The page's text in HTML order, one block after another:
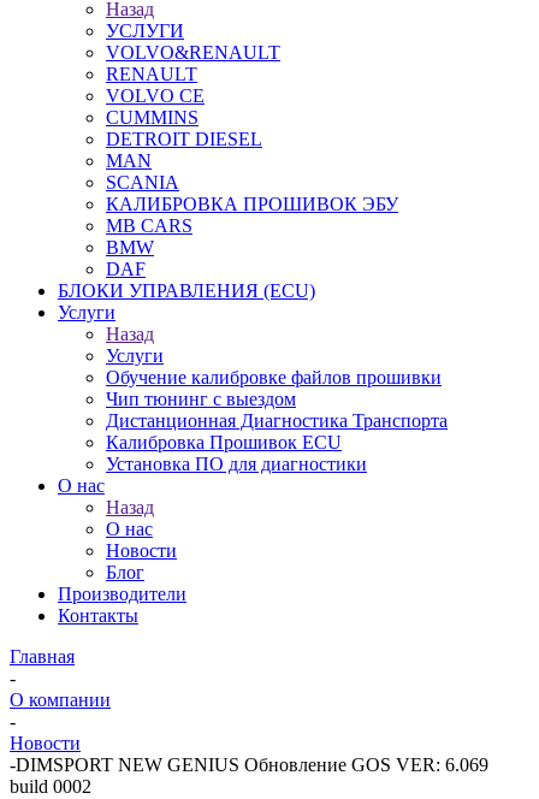
Назад
УСЛУГИ
VOLVO&RENAULT
RENAULT
VOLVO CE
CUMMINS
DETROIT DIESEL
MAN
SCANIA
КАЛИБРОВКА ПРОШИВОК ЭБУ
MB CARS
BMW
DAF
БЛОКИ УПРАВЛЕНИЯ (ECU)
Услуги
Назад
Услуги
Обучение калибровке файлов прошивки
Чип тюнинг с выездом
Дистанционная Диагностика Транспорта
Калибровка Прошивок ECU
Установка ПО для диагностики
О нас
Назад
О нас
Новости
Блог
Производители
Контакты
Главная
-
О компании
-
Новости
-DIMSPORT NEW GENIUS Обновление GOS VER: 6.069
build 0002